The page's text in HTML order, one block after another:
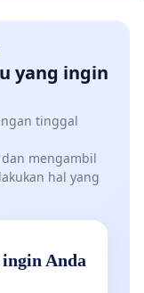
yang ingin
tinggal
mengambil
hal yang
Anda